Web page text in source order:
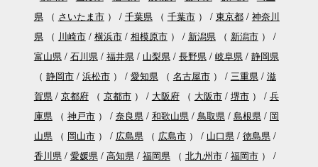
県（ さいたま市） 千葉県（ 千葉市） 東京都
神奈川
県（ 川崎市 横浜市 相模原市） 新潟県（ 新潟市）
富山県
石川県 福井県 山梨県 長野県 岐阜県
静岡県
（ 静岡市 浜松市） 愛知県（ 名古屋市） 三重県
滋
賀県
京都府（ 京都市） 大阪府（ 大阪市 堺市）
兵
庫県（ 神戸市） 奈良県 和歌山県 鳥取県 島根県
岡
山県（ 岡山市） 広島県（ 広島市） 山口県
徳島県
香川県
愛媛県 高知県 福岡県（ 北九州市 福岡市）